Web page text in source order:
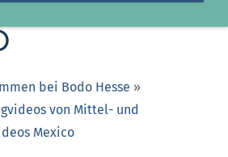
bei Bodo Hesse »
von Mittel- und
Mexico